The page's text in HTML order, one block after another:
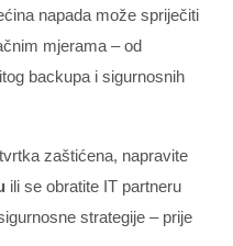
napada može spriječiti
mjerama – od
backupa i sigurnosnih
zaštićena, napravite
ili se obratite IT partneru
strategije – prije